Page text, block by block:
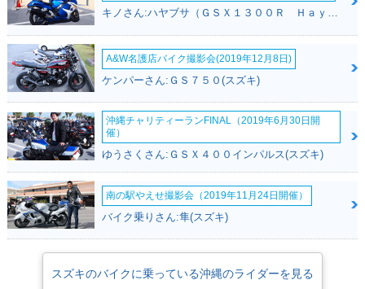
キノさん:ハヤブサ（ＧＳＸ１３００Ｒ Ｈａｙａｂｕｓａ）(スズキ)
A&W名護店バイク撮影会(2019年12月8日)
ケンパーさん:ＧＳ７５０(スズキ)
沖縄チャリティーランFINAL（2019年6月30日開
催）
ゆうさくさん:ＧＳＸ４００インパルス(スズキ)
南の駅やえせ撮影会（2019年11月24日開催）
バイク乗りさん:隼(スズキ)
スズキのバイクに乗っている沖縄のライダーを見る